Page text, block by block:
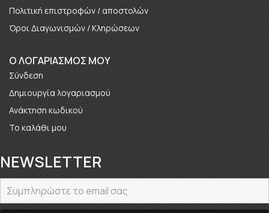
Πολιτική επιστροφών / αποστολών
Όροι Διαγωνισμών / Κληρώσεων
O ΛΟΓΑΡΙΑΣΜΟΣ ΜΟΥ
Σύνδεση
Δημιουργία λογαριασμού
Ανάκτηση κωδικού
Το καλάθι μου
NEWSLETTER